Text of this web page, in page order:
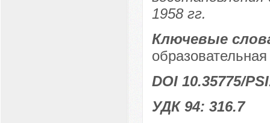
1958 гг.
Ключевые
DOI 10.35775/
УДК 94: 316.7